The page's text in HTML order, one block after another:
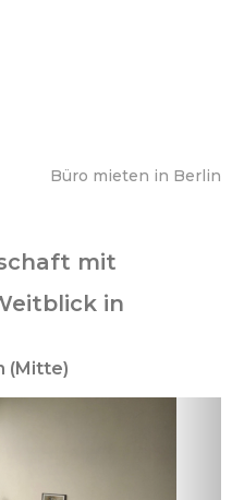
Büro mieten in Berlin
mit
in
(Mitte)